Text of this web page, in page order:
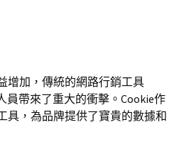
增加，傳統的網路行銷工具
員帶來了重大的衝擊。Cookie作
具，為品牌提供了寶貴的數據和